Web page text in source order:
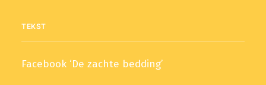
TEKST
Facebook ‘De zachte bedding’